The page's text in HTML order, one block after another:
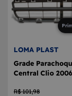
LOMA PLAST
Grade
Central Clio
R$ 101,98